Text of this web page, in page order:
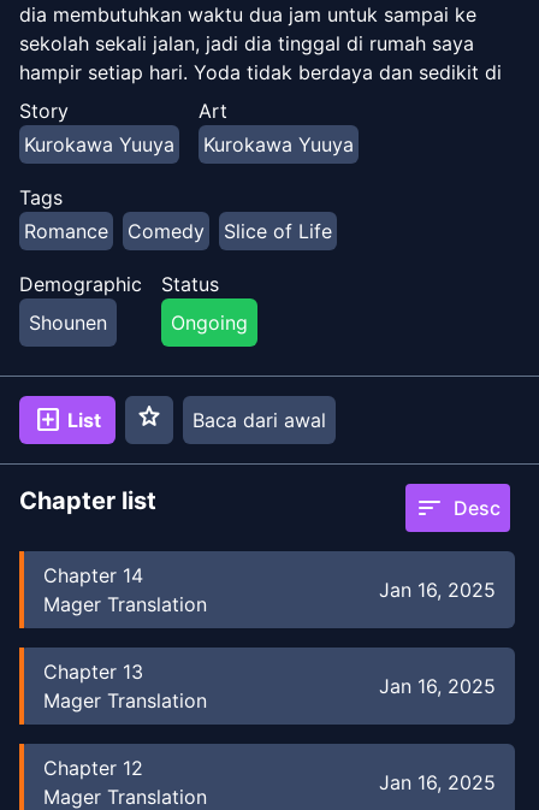
dia membutuhkan waktu dua jam untuk sampai ke
sekolah sekali jalan, jadi dia tinggal di rumah saya
hampir setiap hari. Yoda tidak berdaya dan sedikit di
luar kebiasaan, dan saya selalu merasa tegang!
Komedi cinta harian singkat tentang saudara
perempuan iblis alami dan seorang anak otaku di
bawah satu atap!
Story
Kurokawa Yuuya
Art
Kurokawa Yuuya
Tags
Romance
Comedy Slice of Life
Demographic
Shounen
Status
Ongoing
add_box List star Baca dari awal
Chapter list sort Desc
Chapter 14
Mager Translation
Jan 16, 2025
Chapter 13
Mager Translation
Jan 16, 2025
Chapter 12
Mager Translation
Jan 16, 2025